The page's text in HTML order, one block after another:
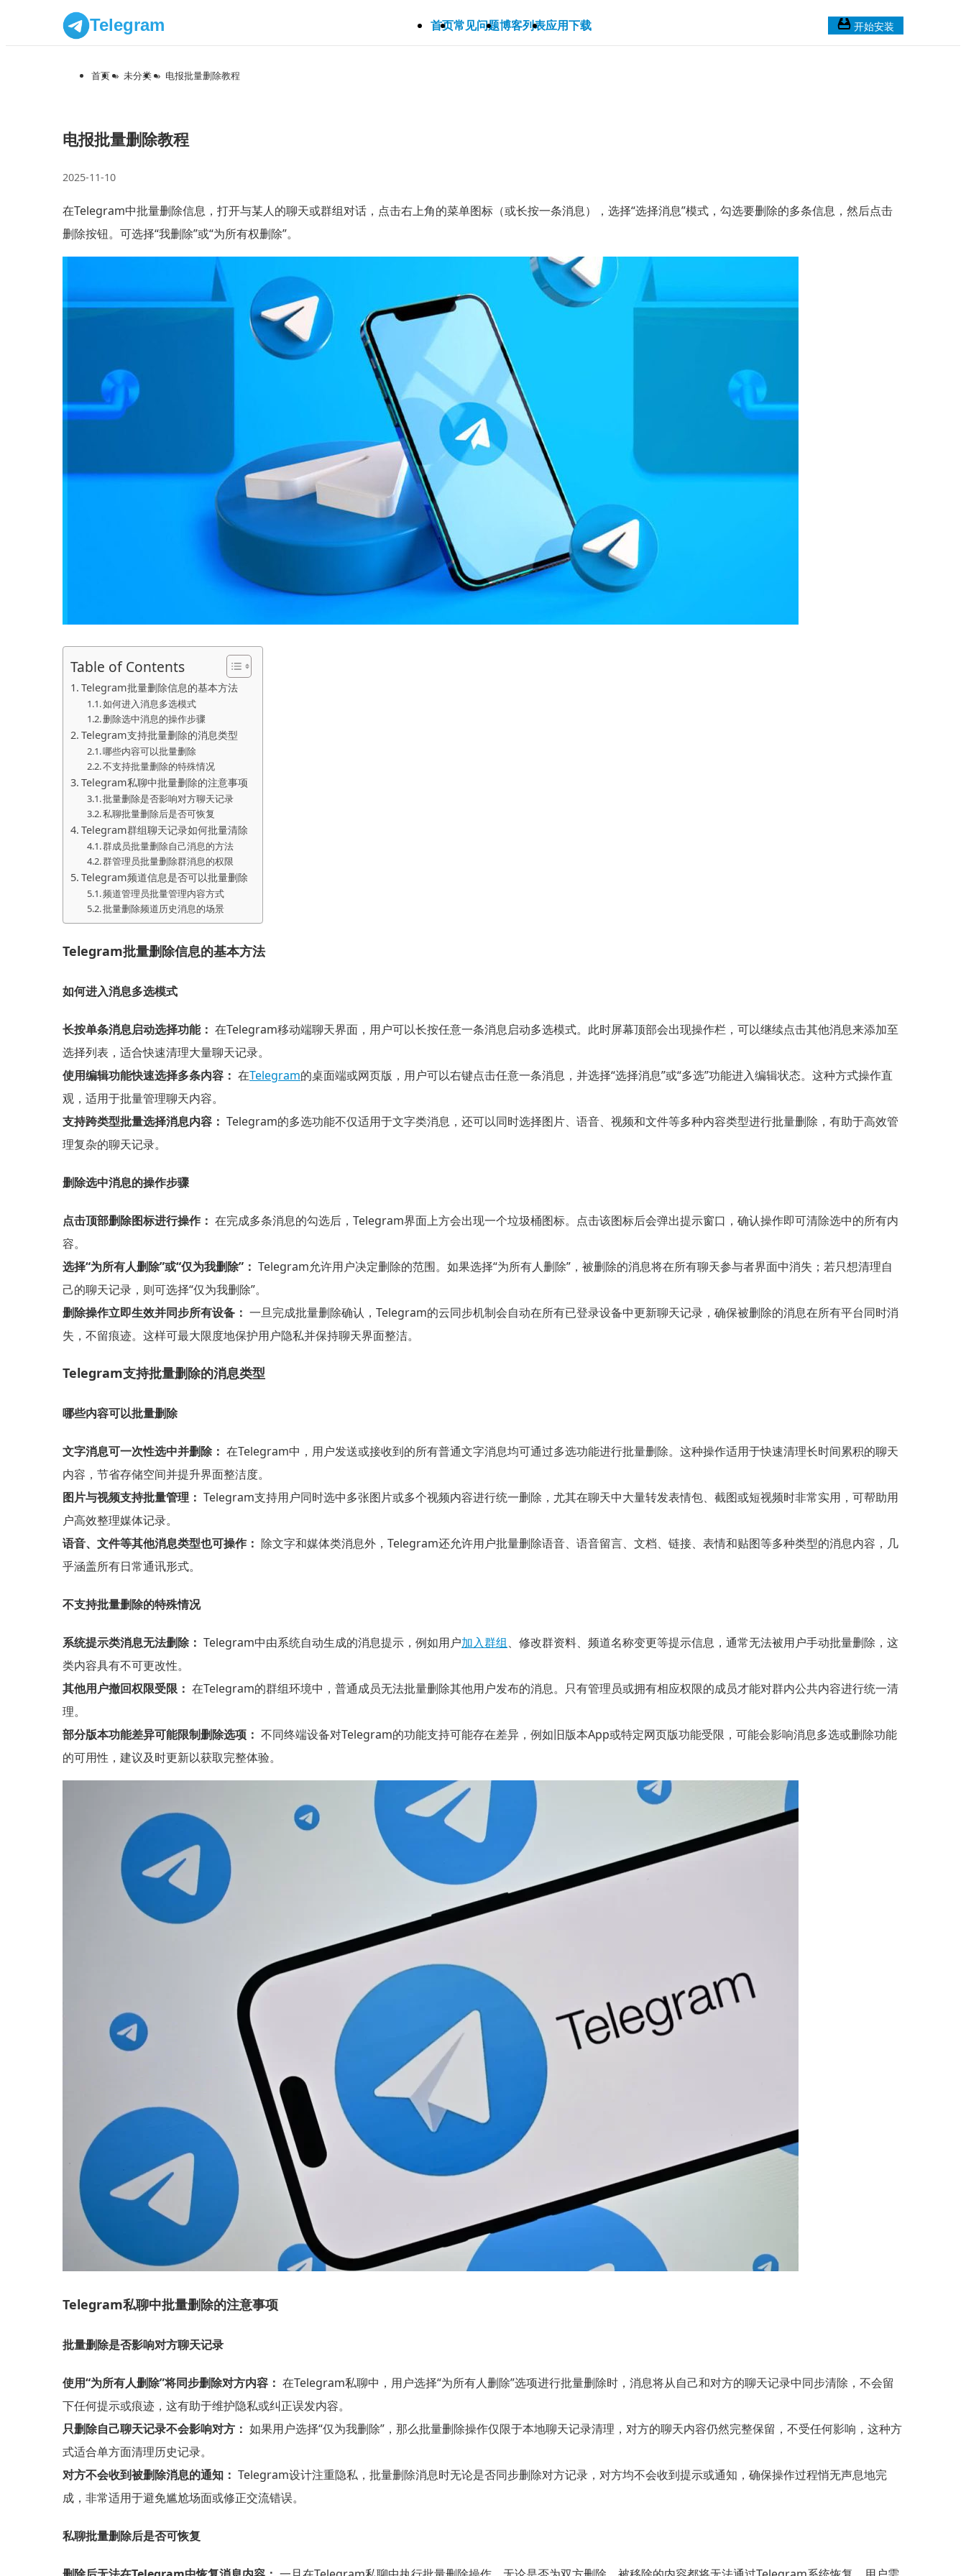
Telegram 首页常见问题博客列表应用下载 开始安装
首页 » 未分类 » 电报批量删除教程
电报批量删除教程
2025-11-10
在Telegram中批量删除信息，打开与某人的聊天或群组对话，点击右上角的菜单图标（或长按一条消息），选择“选择消息”模式，勾选要删除的多条信息，然后点击
删除按钮。可选择“我删除”或“为所有权删除”。
Table of Contents
Telegram批量删除信息的基本方法
如何进入消息多选模式
删除选中消息的操作步骤
Telegram支持批量删除的消息类型
哪些内容可以批量删除
不支持批量删除的特殊情况
Telegram私聊中批量删除的注意事项
批量删除是否影响对方聊天记录
私聊批量删除后是否可恢复
Telegram群组聊天记录如何批量清除
群成员批量删除自己消息的方法
群管理员批量删除群消息的权限
Telegram频道信息是否可以批量删除
频道管理员批量管理内容方式
批量删除频道历史消息的场景
Telegram批量删除信息的基本方法
如何进入消息多选模式
长按单条消息启动选择功能： 在Telegram移动端聊天界面，用户可以长按任意一条消息启动多选模式。此时屏幕顶部会出现操作栏，可以继续点击其他消息来添加至
选择列表，适合快速清理大量聊天记录。
使用编辑功能快速选择多条内容： 在Telegram的桌面端或网页版，用户可以右键点击任意一条消息，并选择“选择消息”或“多选”功能进入编辑状态。这种方式操作直
观，适用于批量管理聊天内容。
支持跨类型批量选择消息内容： Telegram的多选功能不仅适用于文字类消息，还可以同时选择图片、语音、视频和文件等多种内容类型进行批量删除，有助于高效管
理复杂的聊天记录。
删除选中消息的操作步骤
点击顶部删除图标进行操作： 在完成多条消息的勾选后，Telegram界面上方会出现一个垃圾桶图标。点击该图标后会弹出提示窗口，确认操作即可清除选中的所有内
容。
选择“为所有人删除”或“仅为我删除”： Telegram允许用户决定删除的范围。如果选择“为所有人删除”，被删除的消息将在所有聊天参与者界面中消失；若只想清理自
己的聊天记录，则可选择“仅为我删除”。
删除操作立即生效并同步所有设备： 一旦完成批量删除确认，Telegram的云同步机制会自动在所有已登录设备中更新聊天记录，确保被删除的消息在所有平台同时消
失，不留痕迹。这样可最大限度地保护用户隐私并保持聊天界面整洁。
Telegram支持批量删除的消息类型
哪些内容可以批量删除
文字消息可一次性选中并删除： 在Telegram中，用户发送或接收到的所有普通文字消息均可通过多选功能进行批量删除。这种操作适用于快速清理长时间累积的聊天
内容，节省存储空间并提升界面整洁度。
图片与视频支持批量管理： Telegram支持用户同时选中多张图片或多个视频内容进行统一删除，尤其在聊天中大量转发表情包、截图或短视频时非常实用，可帮助用
户高效整理媒体记录。
语音、文件等其他消息类型也可操作： 除文字和媒体类消息外，Telegram还允许用户批量删除语音、语音留言、文档、链接、表情和贴图等多种类型的消息内容，几
乎涵盖所有日常通讯形式。
不支持批量删除的特殊情况
系统提示类消息无法删除： Telegram中由系统自动生成的消息提示，例如用户加入群组、修改群资料、频道名称变更等提示信息，通常无法被用户手动批量删除，这
类内容具有不可更改性。
其他用户撤回权限受限： 在Telegram的群组环境中，普通成员无法批量删除其他用户发布的消息。只有管理员或拥有相应权限的成员才能对群内公共内容进行统一清
理。
部分版本功能差异可能限制删除选项： 不同终端设备对Telegram的功能支持可能存在差异，例如旧版本App或特定网页版功能受限，可能会影响消息多选或删除功能
的可用性，建议及时更新以获取完整体验。
Telegram私聊中批量删除的注意事项
批量删除是否影响对方聊天记录
使用“为所有人删除”将同步删除对方内容： 在Telegram私聊中，用户选择“为所有人删除”选项进行批量删除时，消息将从自己和对方的聊天记录中同步清除，不会留
下任何提示或痕迹，这有助于维护隐私或纠正误发内容。
只删除自己聊天记录不会影响对方： 如果用户选择“仅为我删除”，那么批量删除操作仅限于本地聊天记录清理，对方的聊天内容仍然完整保留，不受任何影响，这种方
式适合单方面清理历史记录。
对方不会收到被删除消息的通知： Telegram设计注重隐私，批量删除消息时无论是否同步删除对方记录，对方均不会收到提示或通知，确保操作过程悄无声息地完
成，非常适用于避免尴尬场面或修正交流错误。
私聊批量删除后是否可恢复